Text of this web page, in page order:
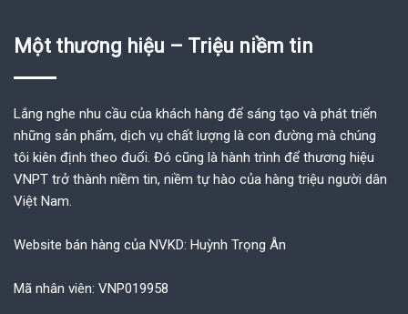
Một thương hiệu – Triệu niềm tin
Lắng nghe nhu cầu của khách hàng để sáng tạo và phát triển
những sản phẩm, dịch vụ chất lượng là con đường mà chúng
tôi kiên định theo đuổi. Đó cũng là hành trình để thương hiệu
VNPT trở thành niềm tin, niềm tự hào của hàng triệu người dân
Việt Nam.
Website bán hàng của NVKD: Huỳnh Trọng Ân
Mã nhân viên: VNP019958